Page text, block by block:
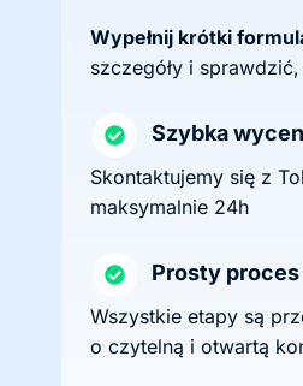
Wypełnij krótki
szczegóły i
Szybka
Skontaktujemy się z
maksymalnie 24h
Prosty
Wszystkie etapy są
o czytelną i otwartą